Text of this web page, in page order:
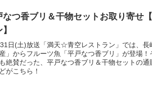
なつ香ブリ＆干物セットお取り寄せ
日(土)放送「満天☆青空レストラン」では、長
」からフルーツ魚「平戸なつ香ブリ」が登場！
絶賛だった、平戸なつ香ブリ＆干物セットの通
がこちら！